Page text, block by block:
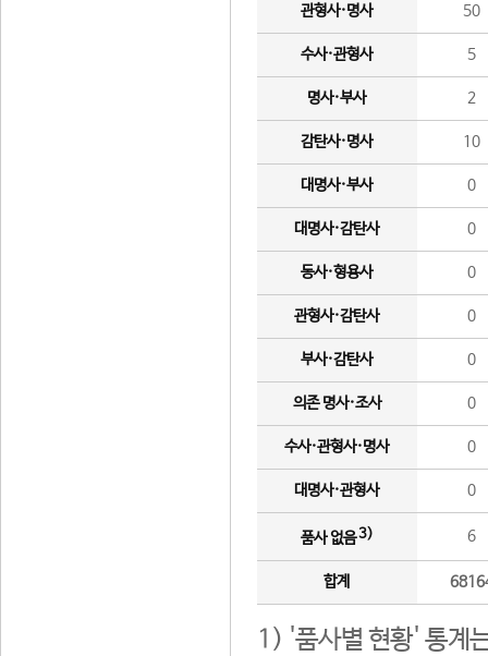
관형사·명사 50
수사·관형사 5
명사·부사 2
감탄사·명사 10
대명사·부사 0
대명사·감탄사 0
동사·형용사 0
관형사·감탄사 0
부사·감탄사 0
의존 명사·조사 0
수사·관형사·명사 0
대명사·관형사 0
품사 없음3) 6
합계
1) '품사별 현황' 통계